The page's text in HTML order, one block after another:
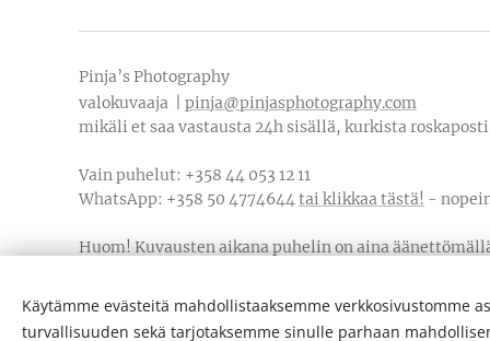
Pinja’s Photography
valokuvaaja | pinja@pinjasphotography.com
mikäli et saa vastausta 24h sisällä, kurkista
Vain puhelut: +358 44 053 12 11
WhatsApp: +358 50 4774644tai klikkaa tästä! -
Huom! Kuvausten aikana puhelin on aina
Käytämme evästeitä mahdollistaaksemme verkkosivustomme
turvallisuuden sekä tarjotaksemme sinulle parhaan